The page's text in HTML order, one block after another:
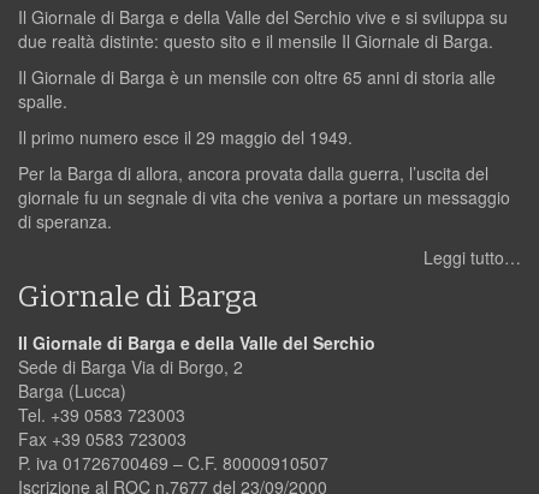
Il Giornale di Barga e della Valle del Serchio vive e si sviluppa su
due realtà distinte: questo sito e il mensile Il Giornale di Barga.
Il Giornale di Barga è un mensile con oltre 65 anni di storia alle
spalle.
Il primo numero esce il 29 maggio del 1949.
Per la Barga di allora, ancora provata dalla guerra, l’uscita del
giornale fu un segnale di vita che veniva a portare un messaggio
di speranza.
Leggi tutto…
Giornale di Barga
Il Giornale di Barga e della Valle del Serchio
Sede di Barga Via di Borgo, 2
Barga (Lucca)
Tel. +39 0583 723003
Fax +39 0583 723003
P. iva 01726700469 – C.F. 80000910507
Iscrizione al ROC n.7677 del 23/09/2000